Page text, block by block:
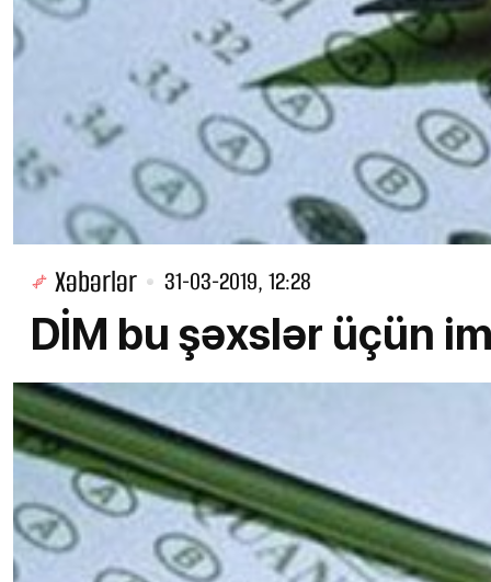
Xəbərlər 31-03-2019, 12:28
DİM bu şəxslər üçün